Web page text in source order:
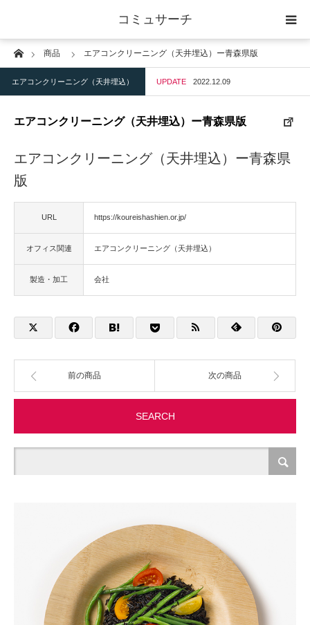
コミュサーチ
Home商品 エアコンクリーニング（天井埋込）ー青森県版
エアコンクリーニング（天井埋込） UPDATE 2022.12.09
エアコンクリーニング（天井埋込）ー青森県版
エアコンクリーニング（天井埋込）ー青森県
版
URL https://koureishashien.or.jp/
オフィス関連 エアコンクリーニング（天井埋込）
製造・加工 会社
前の商品 次の商品
SEARCH
ホーム
士業
人材
店舗・建築
物流・運送
製造・加工
オフィス関連